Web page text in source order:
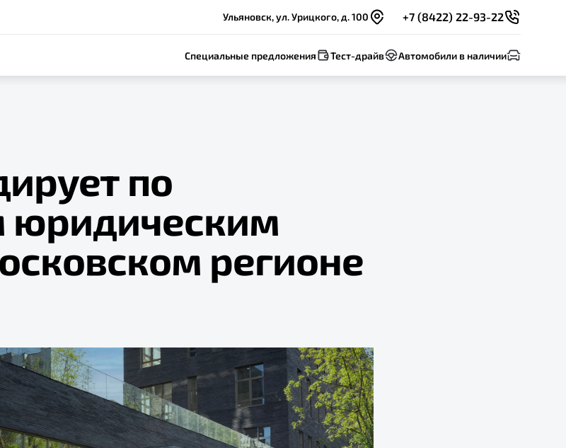
Ульяновск, ул. Урицкого, д. 100 +7 (8422) 22-93-22
Специальные предложения Тест-драйв Автомобили в наличии
по
регионе